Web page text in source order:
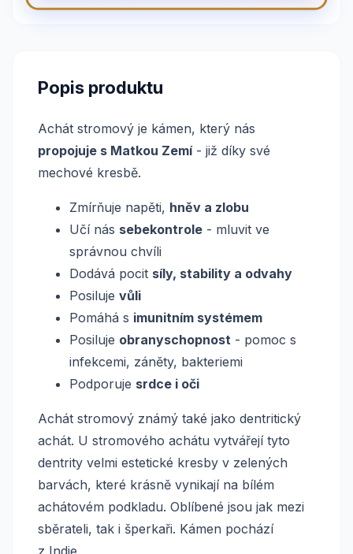
Popis produktu
Achát stromový je kámen, který nás
propojuje s Matkou Zemí- již díky své
mechové kresbě.
Zmírňuje napěti, hněv a zlobu
Učí nás sebekontrole - mluvit ve
správnou chvíli
Dodává pocit síly, stability a odvahy
Posiluje vůli
Pomáhá s imunitním systémem
Posiluje obranyschopnost - pomoc s
infekcemi, záněty, bakteriemi
Podporuje srdce i oči
Achát stromový známý také jako dentritický
achát. U stromového achátu vytvářejí tyto
dentrity velmi estetické kresby v zelených
barvách, které krásně vynikají na bílém
achátovém podkladu. Oblíbené jsou jak mezi
sběrateli, tak i šperkaři. Kámen pochází
z Indie.